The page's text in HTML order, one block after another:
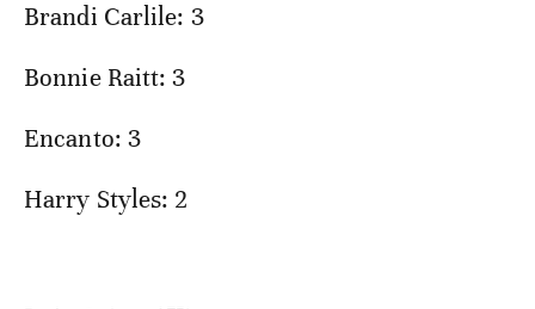
Brandi Carlile: 3
Bonnie Raitt: 3
Encanto: 3
Harry Styles: 2